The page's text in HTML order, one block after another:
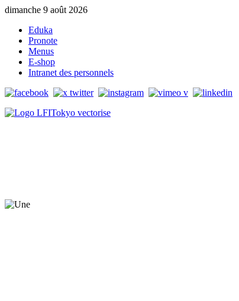
dimanche 9 août 2026
Eduka
Pronote
Menus
E-shop
Intranet des personnels